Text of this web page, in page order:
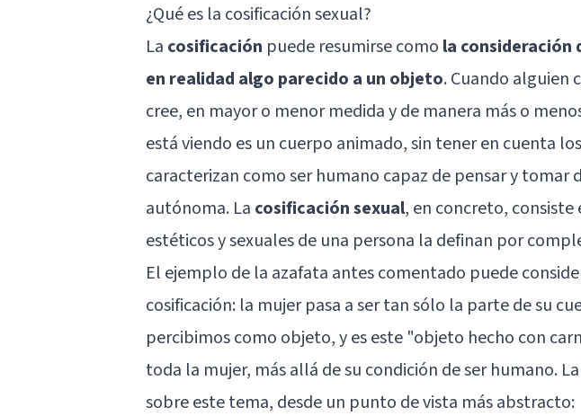
¿Qué es la cosificación sexual?
La cosificación puede resumirse como la consideración
en realidad algo parecido a un objeto. Cuando alguien
cree, en mayor o menor medida y de manera más o
está viendo es un cuerpo animado, sin tener en cuenta
caracterizan como ser humano capaz de pensar y tomar
autónoma. La cosificación sexual, en concreto,
estéticos y sexuales de una persona la definan por
El ejemplo de la azafata antes comentado puede
cosificación: la mujer pasa a ser tan sólo la parte de su
percibimos como objeto, y es este "objeto hecho con
toda la mujer, más allá de su condición de ser humano.
sobre este tema, desde un punto de vista más abstracto: